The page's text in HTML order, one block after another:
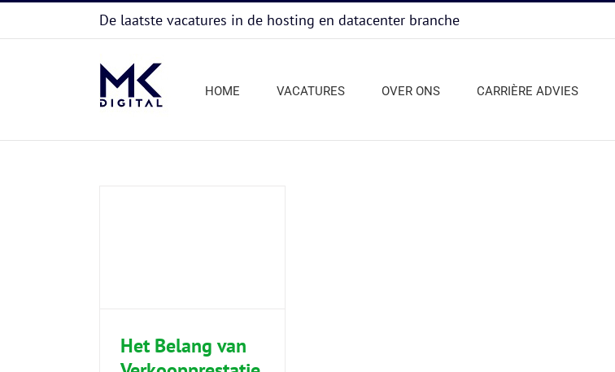
inhoud
De laatste vacatures in de hosting en datacenter branche
HOME VACATURES OVER ONS CARRIÈRE ADVIES
Het Belang van